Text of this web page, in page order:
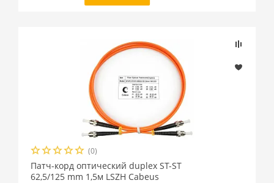
(0)
Патч-корд оптический duplex ST-ST
62,5/125 mm 1,5м LSZH Cabeus